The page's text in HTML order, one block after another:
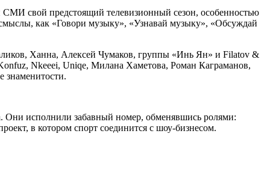
СМИ свой предстоящий телевизионный сезон, особенностью
как «Говори музыку», «Узнавай музыку», «Обсуждай
Ханна, Алексей Чумаков, группы «Инь Ян» и Filatov &
Nkeeei, Uniqe, Милана Хаметова, Роман Каграманов,
знаменитости.
Они исполнили забавный номер, обменявшись ролями:
в котором спорт соединится с шоу-бизнесом.